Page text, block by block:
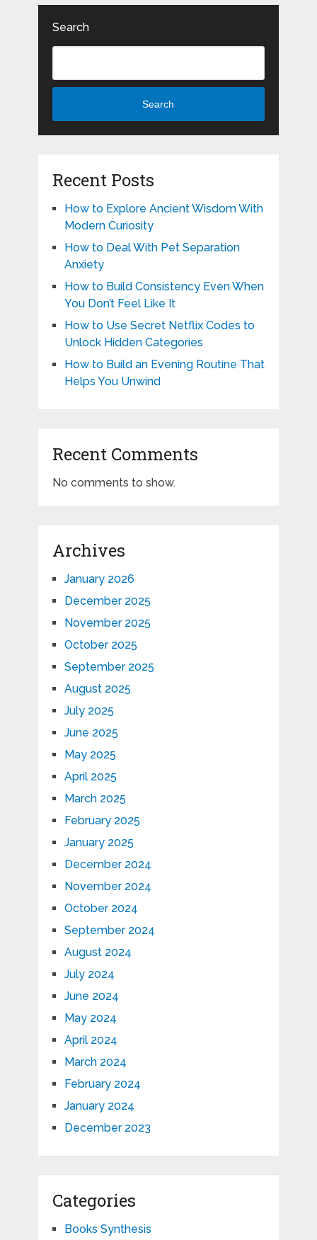
Search
Search
Recent Posts
How to Explore Ancient Wisdom With
Modern Curiosity
How to Deal With Pet Separation
Anxiety
How to Build Consistency Even When
You Don’t Feel Like It
How to Use Secret Netflix Codes to
Unlock Hidden Categories
How to Build an Evening Routine That
Helps You Unwind
Recent Comments
No comments to show.
Archives
January 2026
December 2025
November 2025
October 2025
September 2025
August 2025
July 2025
June 2025
May 2025
April 2025
March 2025
February 2025
January 2025
December 2024
November 2024
October 2024
September 2024
August 2024
July 2024
June 2024
May 2024
April 2024
March 2024
February 2024
January 2024
December 2023
Categories
Books Synthesis